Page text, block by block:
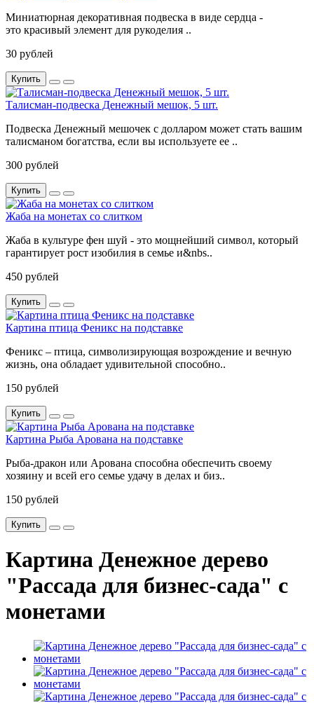
Миниатюрная декоративная подвеска в виде сердца -
это красивый элемент для рукоделия ..
30 рублей
Купить
Талисман-подвеска Денежный мешок, 5 шт.
Подвеска Денежный мешочек с долларом может стать вашим
талисманом богатства, если вы используете ее ..
300 рублей
Купить
Жаба на монетах со слитком
Жаба в культуре фен шуй - это мощнейший символ, который
гарантирует рост изобилия в семье и&nbs..
450 рублей
Купить
Картина птица Феникс на подставке
Феникс – птица, символизирующая возрождение и вечную
жизнь, она обладает удивительной способно..
150 рублей
Купить
Картина Рыба Арована на подставке
Рыба-дракон или Арована способна обеспечить своему
хозяину и всей его семье удачу в делах и биз..
150 рублей
Купить
Картина Денежное дерево
"Рассада для бизнес-сада" с
монетами